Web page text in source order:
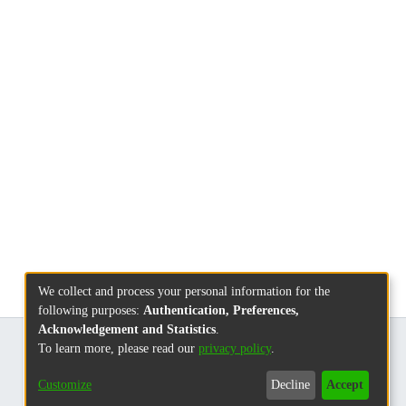
We collect and process your personal information for the
following purposes: Authentication, Preferences,
Acknowledgement and Statistics
To learn more, please read our privacy policy.
Customize Decline Accept